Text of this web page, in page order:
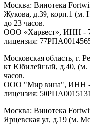
Москва: Винотека
Жукова, д.39, корп.1 (м.
до 23 часов.
ООО «Харвест», ИНН -
лицензия:
Московская область, г.
кт Юбилейный, д.40, (м.
часов.
ООО "Мир вина", ИНН -
лицензия:
Москва: Винотека
Ярцевская ул, д.19 (м.